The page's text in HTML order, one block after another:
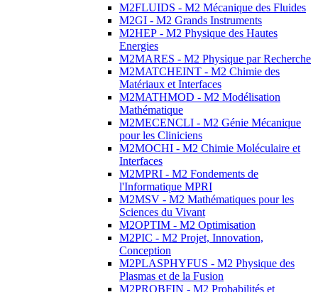
M2FLUIDS - M2 Mécanique des Fluides
M2GI - M2 Grands Instruments
M2HEP - M2 Physique des Hautes
Energies
M2MARES - M2 Physique par Recherche
M2MATCHEINT - M2 Chimie des
Matériaux et Interfaces
M2MATHMOD - M2 Modélisation
Mathématique
M2MECENCLI - M2 Génie Mécanique
pour les Cliniciens
M2MOCHI - M2 Chimie Moléculaire et
Interfaces
M2MPRI - M2 Fondements de
l'Informatique MPRI
M2MSV - M2 Mathématiques pour les
Sciences du Vivant
M2OPTIM - M2 Optimisation
M2PIC - M2 Projet, Innovation,
Conception
M2PLASPHYFUS - M2 Physique des
Plasmas et de la Fusion
M2PROBFIN - M2 Probabilités et